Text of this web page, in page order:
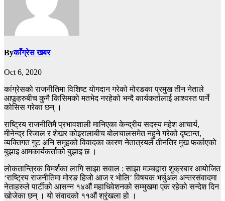
Byकाँग्रेस खबर
Oct 6, 2020
कांग्रेसको राजनीतिमा विशिष्ट योगदान गरेको मोरङका प्रमुख तीन नेताले
आफूहरुबीच कुनै किसिमको मतभेद नरहेको भन्दै कार्यकर्तालाई आश्वस्त पार्ने
कोसिस गरेका छन् ।
राष्ट्रिय राजनीतिमै प्रभावशाली मानिएका केन्द्रीय सदस्य महेश आचार्य,
मीनेन्द्र रिजाल र शेखर कोइरालाबीच बोलचालसमेत नहुने गरेको दृष्टान्त,
व्यक्तिगत गुट अनि समूहको विवादका कारण नेतात्रयले तीनतिर मुख फर्काएको
बुझाइ आमकार्यकर्ताको बुझाइ छ ।
लोकतान्त्रिक विमर्शका लागि साझा सवाल : साझा मञ्‍चद्वारा शुक्रबार आयोजित
‘राष्ट्रिय राजनीतिमा मोरङ हिजो आज र भोलि’ विषयक भर्चुअल अन्तरसंवादमा
नेताहरुले पार्टीको आसन्‍न १४औं महाधिवेशनको सम्मुखमा एक रहेको सन्देश दिन
खोजेका छन् । यो संवादको ११औं श्रृंखला हो ।